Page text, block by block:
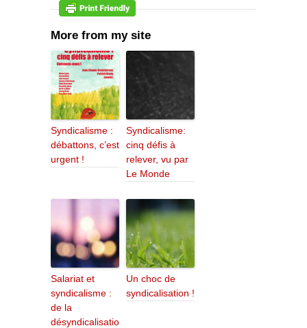
More from my site
Syndicalisme :
débattons, c’est
urgent !
Syndicalisme:
cinq défis à
relever, vu par
Le Monde
Salariat et
syndicalisme :
de la
désyndicalisatio
Un choc de
syndicalisation !